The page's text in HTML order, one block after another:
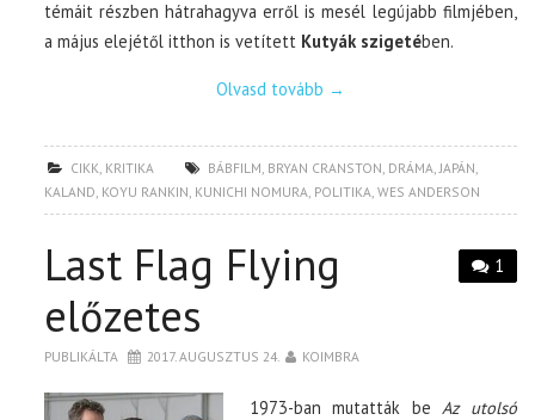
témáit részben hátrahagyva erről is mesél legújabb filmjében,
a május elejétől itthon is vetített Kutyák szigetében.
Olvasd tovább →
CIKK, KRITIKA BÁBFILM, BRYAN CRANSTON, DRÁMA,JAPÁN,
KALAND, KOYU RANKIN, KUNICHI NOMURA, POLITIKA,WES ANDERSON
1
Last Flag Flying
előzetes
PUBLIKÁLTA 2017. AUGUSZTUS 24. KOIMBRA
1973-ban mutatták beAz utolsó